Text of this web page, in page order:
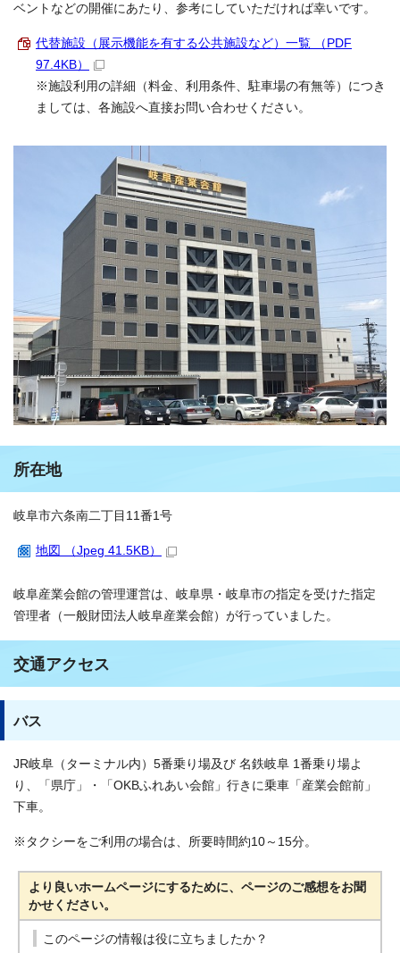
ベントなどの開催にあたり、参考にしていただければ幸いです。
代替施設（展示機能を有する公共施設など）一覧 （PDF
97.4KB）
※施設利用の詳細（料金、利用条件、駐車場の有無等）につき
ましては、各施設へ直接お問い合わせください。
所在地
岐阜市六条南二丁目11番1号
地図 （Jpeg 41.5KB）
岐阜産業会館の管理運営は、岐阜県・岐阜市の指定を受けた指定
管理者（一般財団法人岐阜産業会館）が行っていました。
交通アクセス
バス
JR岐阜（ターミナル内）5番乗り場及び 名鉄岐阜 1番乗り場よ
り、「県庁」・「OKBふれあい会館」行きに乗車「産業会館前」
下車。
※タクシーをご利用の場合は、所要時間約10～15分。
より良いホームページにするために、ページのご感想をお聞
かせください。
このページの情報は役に立ちましたか？